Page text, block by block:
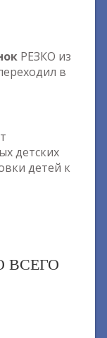
РЕЗКО из
в
детских
детей к
ВСЕГО